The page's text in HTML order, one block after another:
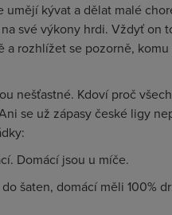
umějí kývat a dělat malé
své výkony hrdi. Vždyť on
a rozhlížet se pozorně,
nešťastné. Kdoví proč
se už zápasy české ligy
Domácí jsou u míče.
šaten, domácí měli 100%